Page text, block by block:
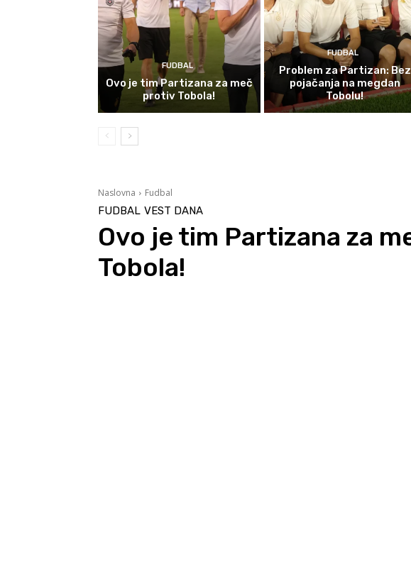
FUDBAL
Ovo je tim Partizana za meč
protiv Tobola!
FUDBAL
Problem za Partizan: Bez
pojačanja na megdan
Tobolu!